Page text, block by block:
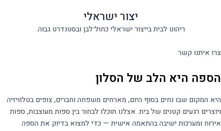
יצור ישראלי
ריהוט לבית בייצור ישראלי כחול־לבן ובסטנדרט גבוה.
צרו איתנו קשר
הספה היא הלב של הסלון
היא המקום שבו נחים בסוף היום, מארחים משפחה וחברים, צופים בטלוויזיה
ויוצרים רגעים קטנים של בית. אצלנו תוכלו לבחור בין ספות מעוצבות, ספות
אירוח ומערכות ישיבה בהתאמה אישית — כדי למצוא בדיוק את הספה